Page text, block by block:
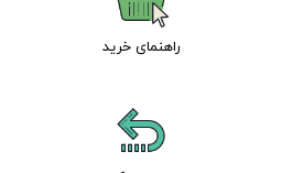
راهنمای خرید